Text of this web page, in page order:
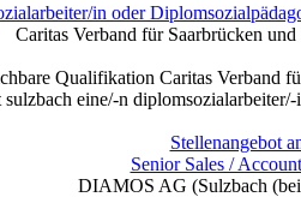
in oder
Caritas Verband für Saarbrücken
Qualifikation Caritas Verband
eine/-n
Stellenangebot
Senior Sales /
DIAMOS AG (Sulzbach